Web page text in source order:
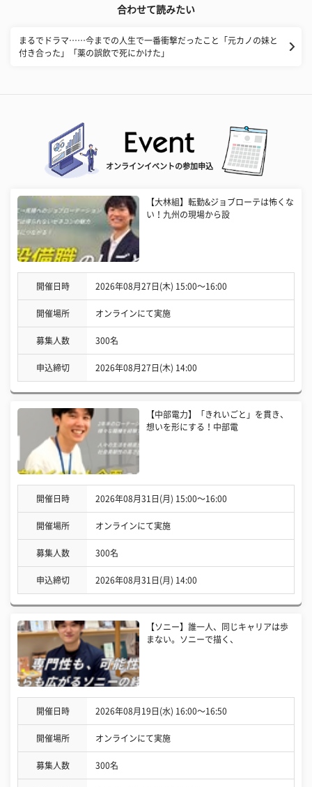
合わせて読みたい
まるでドラマ……今までの人生で一番衝撃だったこと「元カノの妹と
付き合った」「薬の誤飲で死にかけた」
オンラインイベントの参加申込
【大林組】転勤&ジョブローテは怖くな
い！九州の現場から設
開催日時 2026年08月27日(木) 15:00〜16:00
開催場所 オンラインにて実施
募集人数 300名
申込締切 2026年08月27日(木) 14:00
【中部電力】「きれいごと」を貫き、
想いを形にする！中部電
開催日時 2026年08月31日(月) 15:00〜16:00
開催場所 オンラインにて実施
募集人数 300名
申込締切 2026年08月31日(月) 14:00
【ソニー】誰一人、同じキャリアは歩
まない。ソニーで描く、
開催日時 2026年08月19日(水) 16:00〜16:50
開催場所 オンラインにて実施
募集人数 300名